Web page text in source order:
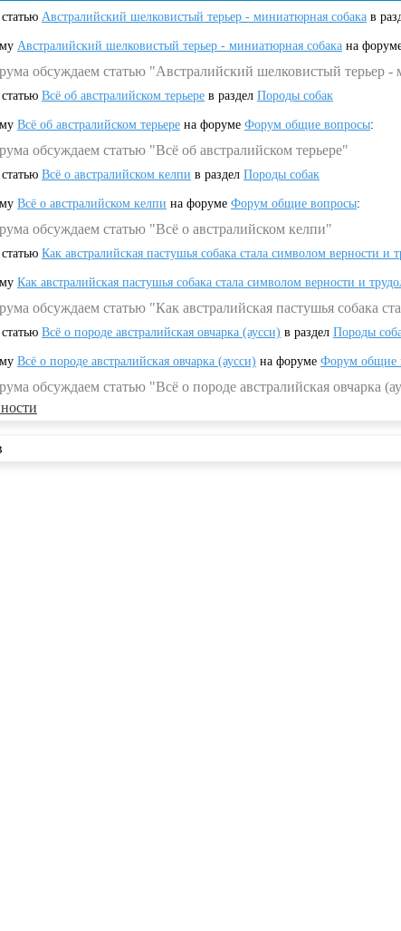
Австралийский шелковистый терьер - миниатюрная собака в
Австралийский шелковистый терьер - миниатюрная собака на
обсуждаем статью "Австралийский шелковистый терьер -
Всё об австралийском терьере в раздел Породы собак
Всё об австралийском терьере на форуме Форум общие вопросы:
обсуждаем статью "Всё об австралийском терьере"
Всё о австралийском келпи в раздел Породы собак
Всё о австралийском келпи на форуме Форум общие вопросы:
обсуждаем статью "Всё о австралийском келпи"
Как австралийская пастушья собака стала символом верности и
Как австралийская пастушья собака стала символом верности и
обсуждаем статью "Как австралийская пастушья собака
Всё о породе австралийская овчарка (аусси) в раздел Породы
Всё о породе австралийская овчарка (аусси) на форуме Форум общие
обсуждаем статью "Всё о породе австралийская овчарка